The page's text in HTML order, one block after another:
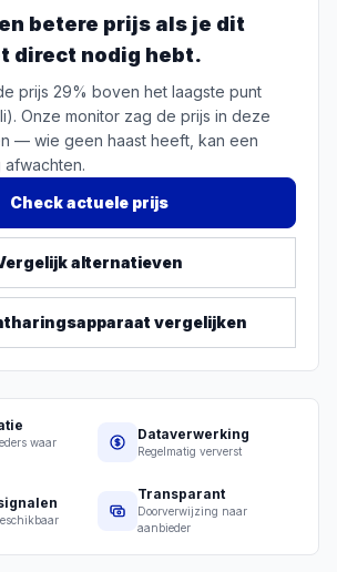
betere prijs als je dit
direct nodig hebt.
prijs 29% boven het laagste punt
Onze monitor zag de prijs in deze
— wie geen haast heeft, kan een
Check actuele prijs
alternatieven
vergelijken
waar
Dataverwerking
Regelmatig ververst
Transparant
Doorverwijzing naar
aanbieder